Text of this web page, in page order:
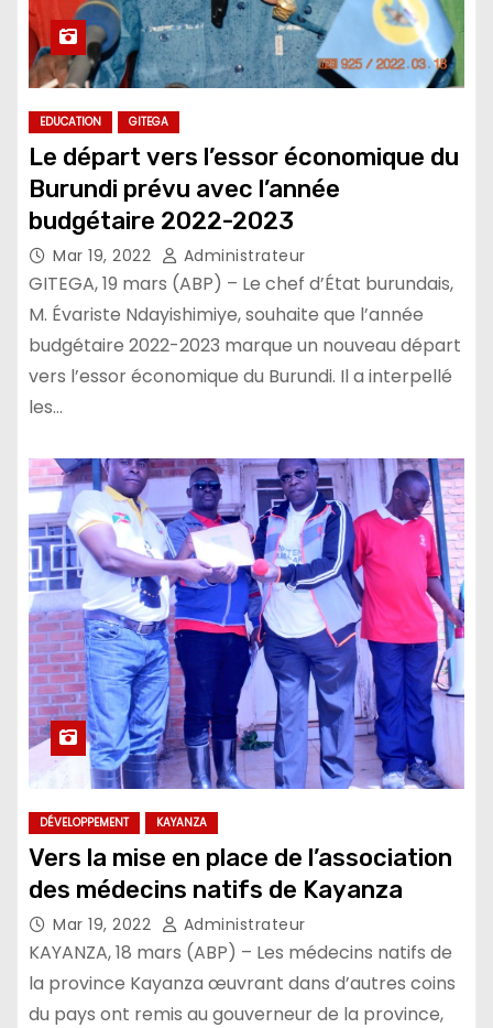
EDUCATION GITEGA
Le départ vers l’essor économique du
Burundi prévu avec l’année
budgétaire 2022-2023
Mar 19, 2022 Administrateur
GITEGA, 19 mars (ABP) – Le chef d’État burundais,
M. Évariste Ndayishimiye, souhaite que l’année
budgétaire 2022-2023 marque un nouveau départ
vers l’essor économique du Burundi. Il a interpellé
les…
DÉVELOPPEMENT KAYANZA
Vers la mise en place de l’association
des médecins natifs de Kayanza
Mar 19, 2022 Administrateur
KAYANZA, 18 mars (ABP) – Les médecins natifs de
la province Kayanza œuvrant dans d’autres coins
du pays ont remis au gouverneur de la province,